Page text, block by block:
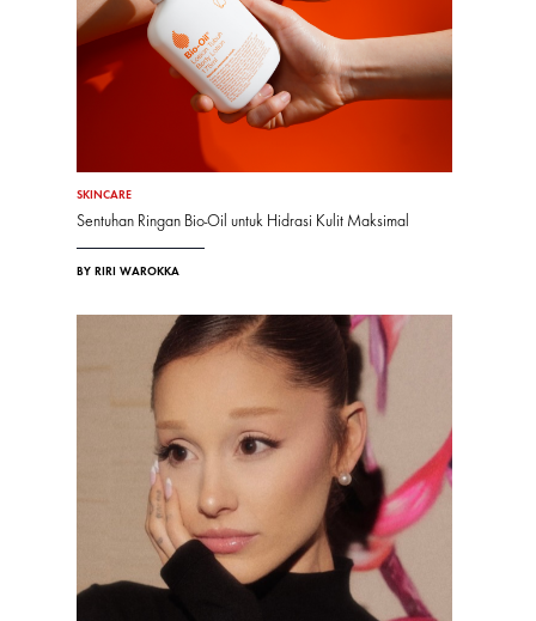
SKINCARE
Sentuhan Ringan Bio-Oil untuk Hidrasi Kulit Maksimal
BY RIRI WAROKKA